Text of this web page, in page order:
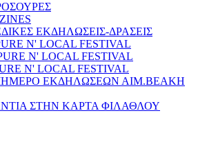
EΚΔΗΛΩΣΕΙΣ-ΔΡΑΣΕΙΣ
N' LOCAL FESTIVAL
N' LOCAL FESTIVAL
N' LOCAL FESTIVAL
ΕΚΔΗΛΩΣΕΩΝ ΑΙΜ.ΒΕΑΚΗ
ΣΤΗΝ ΚΑΡΤΑ ΦΙΛΑΘΛΟΥ